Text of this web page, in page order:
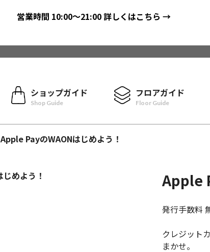
営業時間 10:00〜21:00詳しくはこちら →
ショップガイド
Shop Guide
フロアガイド
Floor Guide
Apple PayのWAONはじめよう！
Apple
発行手数料
クレジット
まかせ。